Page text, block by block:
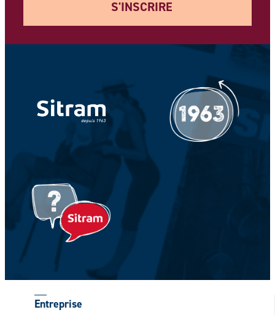
S'INSCRIRE
Votre Nom *
Entreprise